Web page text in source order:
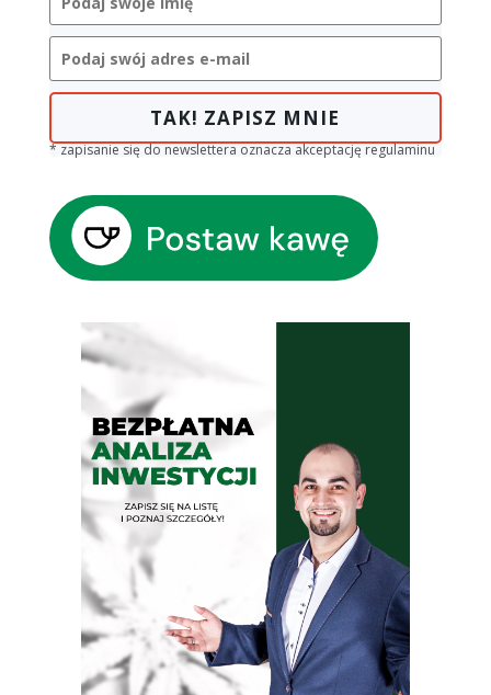
TAK! ZAPISZ MNIE
* zapisanie się do newslettera oznacza akceptację regulaminu